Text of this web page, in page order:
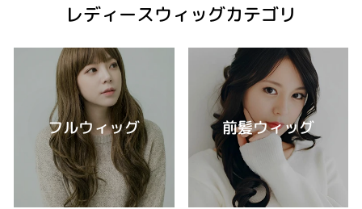
レディースウィッグカテゴリ
フルウィッグ 前髪ウィッグ